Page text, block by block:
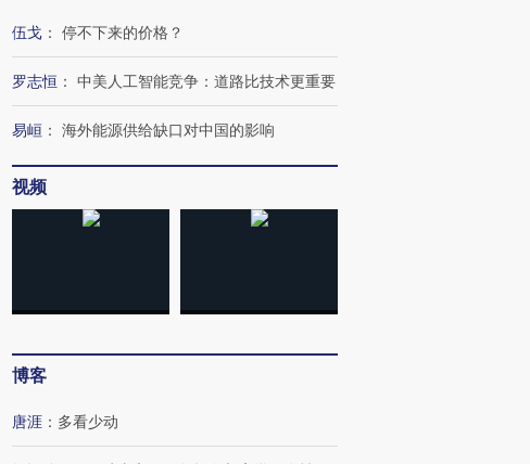
HYROX的吸金
马航飞行员跨国走私7万
】走进第四届链博
数智科技“链”接产
伍戈 ： 停不下来的价格？
罗志恒 ： 中美人工智能竞争：道路比技术更重要
易峘 ： 海外能源供给缺口对中国的影响
视频
博客
唐涯 ： 多看少动